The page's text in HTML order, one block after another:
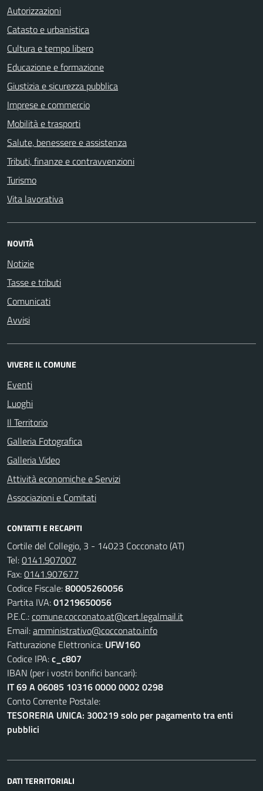
Autorizzazioni
Catasto e urbanistica
Cultura e tempo libero
Educazione e formazione
Giustizia e sicurezza pubblica
Imprese e commercio
Mobilità e trasporti
Salute, benessere e assistenza
Tributi, finanze e contravvenzioni
Turismo
Vita lavorativa
NOVITÀ
Notizie
Tasse e tributi
Comunicati
Avvisi
VIVERE IL COMUNE
Eventi
Luoghi
Il Territorio
Galleria Fotografica
Galleria Video
Attività economiche e Servizi
Associazioni e Comitati
CONTATTI E RECAPITI
Cortile del Collegio, 3 - 14023 Cocconato (AT)
Tel:0141.907007
Fax:0141.907677
Codice Fiscale:80005260056
Partita IVA:01219650056
P.E.C.:comune.cocconato.at@cert.legalmail.it
Email:amministrativo@cocconato.info
Fatturazione Elettronica: UFW160
Codice IPA:c_c807
IBAN (per i vostri bonifici bancari):
IT 69 A 06085 10316 0000 0002 0298
Conto Corrente Postale:
TESORERIA UNICA: 300219 solo per pagamento tra enti
pubblici
DATI TERRITORIALI